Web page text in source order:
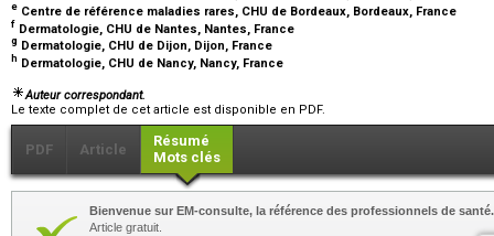
e Centre de référence maladies rares, CHU de Bordeaux, Bordeaux, France
f Dermatologie, CHU de Nantes, Nantes, France
g Dermatologie, CHU de Dijon, Dijon, France
h Dermatologie, CHU de Nancy, Nancy, France
Auteur correspondant.
Le texte complet de cet article est disponible en PDF.
PDF Article
Résumé
Mots clés
Bienvenue sur EM-consulte, la référence des professionnels de santé.
Article gratuit.